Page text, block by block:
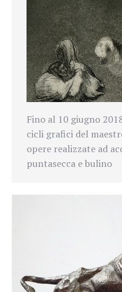
Fino al 10 giugno
cicli grafici del
opere realizzate ad
puntasecca e bulino